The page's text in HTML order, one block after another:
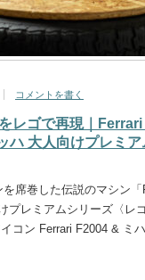
コメントを書く
レゴで再現｜
ハ 大人向けプレミ
席巻した伝説のマシン「
プレミアムシリーズ〈レ
コン Ferrari F2004 & ミ